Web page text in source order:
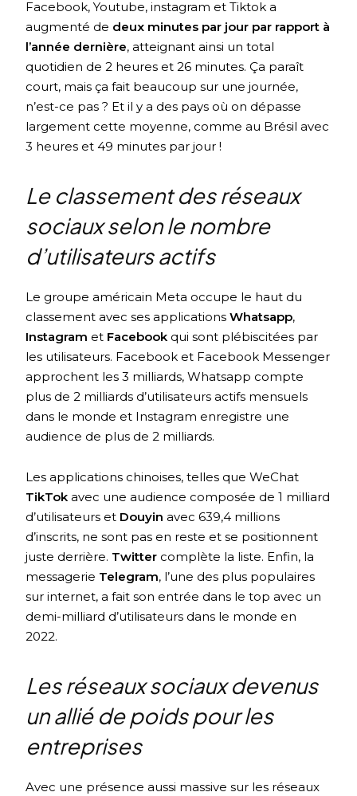
Facebook, Youtube, instagram et Tiktok a
augmenté de deux minutes par jour par rapport à
l’année dernière, atteignant ainsi un total
quotidien de 2 heures et 26 minutes. Ça paraît
court, mais ça fait beaucoup sur une journée,
n’est-ce pas ? Et il y a des pays où on dépasse
largement cette moyenne, comme au Brésil avec
3 heures et 49 minutes par jour !
Le classement des réseaux
sociaux selon le nombre
d’utilisateurs actifs
Le groupe américain Meta occupe le haut du
classement avec ses applicationsWhatsapp,
Instagram et Facebook qui sont plébiscitées par
les utilisateurs. Facebook et Facebook Messenger
approchent les 3 milliards, Whatsapp compte
plus de 2 milliards d’utilisateurs actifs mensuels
dans le monde et Instagram enregistre une
audience de plus de 2 milliards.
Les applications chinoises, telles que WeChat
TikTokavec une audience composée de 1 milliard
d’utilisateurs et Douyinavec 639,4 millions
d’inscrits, ne sont pas en reste et se positionnent
juste derrière. Twitter complète la liste. Enfin, la
messagerie Telegram, l’une des plus populaires
sur internet, a fait son entrée dans le top avec un
demi-milliard d’utilisateurs dans le monde en
2022.
Les réseaux sociaux devenus
un allié de poids pour les
entreprises
Avec une présence aussi massive sur les réseaux